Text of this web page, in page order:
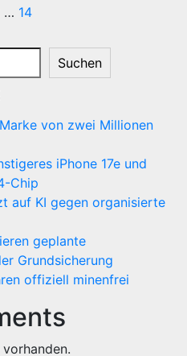
… 14
Suchen
von zwei Millionen
iPhone 17e und
Chip
auf KI gegen organisierte
geplante
Grundsicherung
offiziell minenfrei